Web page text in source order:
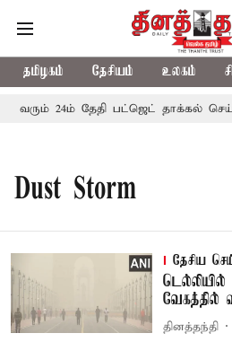
தமிழகம் தேசியம் உலகம்
வரும் 24ம் தேதி பட்ஜெட் தாக்கல்
Dust Storm
தேசிய
டெல்லியில்
வேகத்தில்
தினத்தந்தி